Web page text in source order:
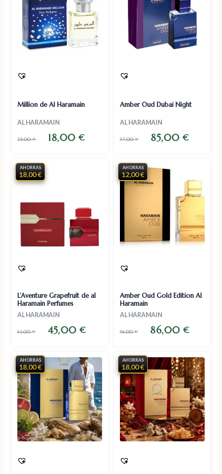
Million de Al Haramain
AL HARAMAIN
25,00€ 18,00€
Amber Oud Dubai Night
AL HARAMAIN
97,00€ 85,00€
AHORRAS
18,00 €
L’Aventure Grapefruit de al
Haramain Perfumes
AL HARAMAIN
63,00€ 45,00€
AHORRAS
12,00 €
Amber Oud Gold Edition Al
Haramain
AL HARAMAIN
98,00€ 86,00€
AHORRAS
18,00 €
AHORRAS
18,00 €